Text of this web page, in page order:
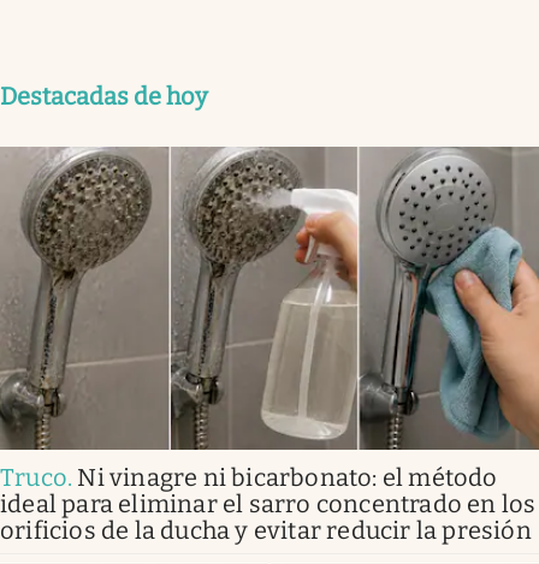
Destacadas de hoy
Truco. Ni vinagre ni bicarbonato: el método
ideal para eliminar el sarro concentrado en los
orificios de la ducha y evitar reducir la presión